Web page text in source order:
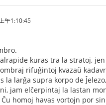
午1:10:45
kuras tra la stratoj,
rifuĝintoj kvazaŭ
la larĝa supra korpo de
jam elĉerpintaj la lastan
homoj havas vortojn por